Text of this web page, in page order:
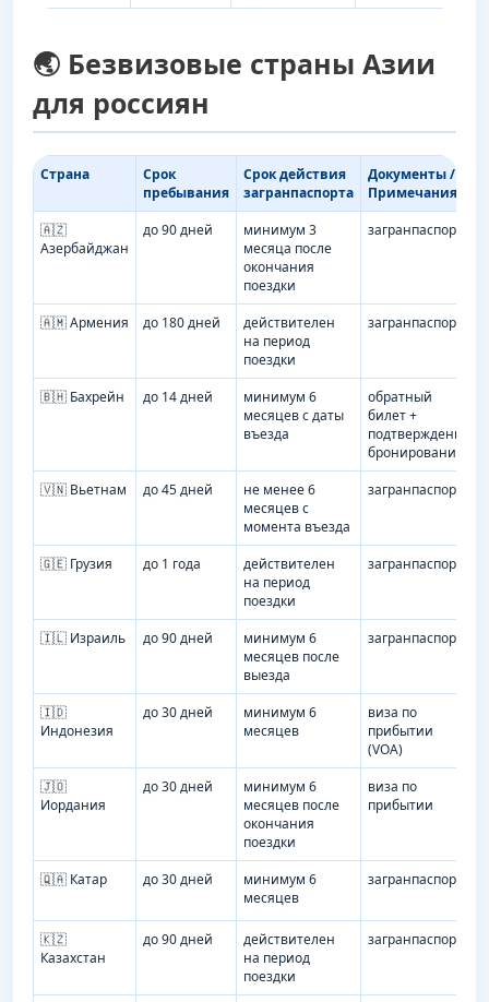
🌏 Безвизовые страны Азии
для россиян
Страна
Срок
пребывания
Срок действия
загранпаспорта
Документы /
Примечания
🇦🇿
Азербайджан
до 90 дней
минимум 3
месяца после
окончания
поездки
загранпаспорт
🇦🇲 Армения до 180 дней
действителен
на период
поездки
загранпаспорт
🇧🇭 Бахрейн до 14 дней
минимум 6
месяцев с даты
въезда
обратный
билет +
подтверждение
бронирования
🇻🇳 Вьетнам
до 45 дней
не менее 6
месяцев с
момента въезда
загранпаспорт
🇬🇪 Грузия до 1 года
действителен
на период
поездки
загранпаспорт
🇮🇱 Израиль до 90 дней
минимум 6
месяцев после
выезда
загранпаспорт
🇮🇩
Индонезия
до 30 дней
минимум 6
месяцев
виза по
прибытии
(VOA)
🇯🇴
Иордания
до 30 дней
минимум 6
месяцев после
окончания
поездки
виза по
прибытии
🇶🇦 Катар до 30 дней
минимум 6
месяцев
загранпаспорт
🇰🇿
Казахстан
до 90 дней
действителен
на период
поездки
загранпаспорт